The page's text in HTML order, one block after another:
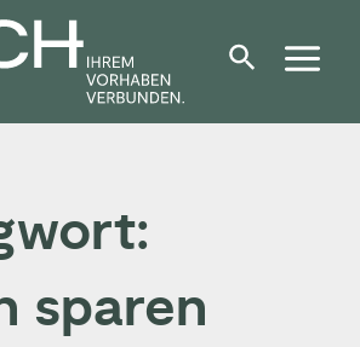
sparen